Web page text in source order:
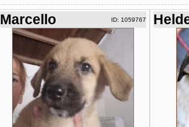
Marcello ID: 1059767